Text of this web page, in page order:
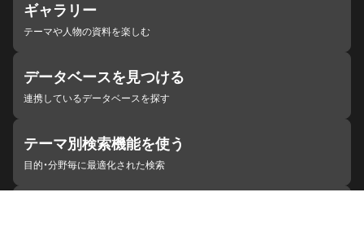
ギャラリー
テーマや人物の資料を楽しむ
データベースを見つける
連携しているデータベースを探す
テーマ別検索機能を使う
目的・分野毎に最適化された検索